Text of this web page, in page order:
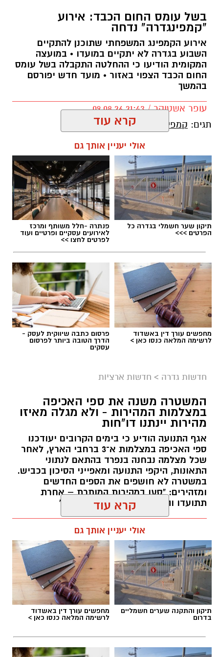
בשל עומס החום הכבד: אירוע
"קמפינגדרה" נדחה
אירוע הקמפינג המשפחתי שתוכנן להתקיים
השבוע בגדרה לא יתקיים במועדו • במועצה
המקומית הודיעו כי ההחלטה התקבלה בשל עומס
החום הכבד הצפוי באזור • מועד חדש יפורסם
בהמשך
עופר אשטוקר / 21:43 09.08.26
תגים: קמפיגדרה
אילוסטרציה
המועצה המקומית גדרה הודיעה הערב (ראשון) על
דחיית אירוע"קמפינגדרה", שהיה אמור להתקיים
השבוע, זאת בשל עומס החום הכבד הצפוי.
לתושבי גדרה חוויית קמפינג משפחתית במסגרת
אלא שבעקבות התחזית והטמפרטורות הגבוהות
הצפויות השבוע, הוחלט שלא לקיים את האירוע
במועד המתוכנן ולדחותו.
מהמועצה המקומית גדרה נמסר כימועד חדש
לאירוע יפורסם בהקדם, וכי התושבים מתבקשים
לעקוב אחר העדכונים.
יש לכם מידע חשוב שטרם נחשף? צילומים מאירוע
חדשותי? מצאתם טעות בכתבה? נשמח שתשתפו
אותנו
קרא עוד
אולי יעניין אותך גם
תיקון שער חשמלי בגדרה כל
הפרטים >>>
פנתרה -חלל משותף ומרכז
לאירועים עסקיים ופרטיים ועוד
לפרטים לחצו >>
מחפשים עורך דין באשדוד
לרשימה המלאה כנסו כאן >
פרסום כתבה שיווקית לעסק -
הדרך הטובה ביותר לפרסום
עסקים
חדשות גדרה > חדשות ארציות
המשטרה משנה את ספי האכיפה
במצלמות המהירות - ולא מגלה מאיזו
מהירות יינתנו דו"חות
אגף התנועה הודיע כי בימים הקרובים יעודכנו
ספי האכיפה במצלמות א־3 ברחבי הארץ, לאחר
שכל מצלמה נבחנה בנפרד בהתאם לנתוני
התאונות, היקפי התנועה ומאפייני הסיכון בכביש.
במשטרה לא חושפים את הספים החדשים
ומזהירים: "סעו במהירות המותרת – אחרת
תתועדו והדו"ח יישלח ישירות אליכם"
תגים:מצלמות מהירות, עדכון סף האכיפה במצלמות
מהירות
קרא עוד
אולי יעניין אותך גם
תיקון והתקנה שערים חשמליים
בדרום
מחפשים עורך דין באשדוד
לרשימה המלאה כנסו כאן >